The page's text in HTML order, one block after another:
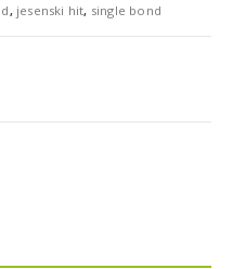
, jesenski hit, single bond